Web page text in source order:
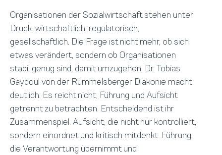
Organisationen der Sozialwirtschaft stehen unter
Druck: wirtschaftlich, regulatorisch,
gesellschaftlich. Die Frage ist nicht mehr, ob sich
etwas verändert, sondern ob Organisationen
stabil genug sind, damit umzugehen. Dr. Tobias
Gaydoul von der Rummelsberger Diakonie macht
deutlich: Es reicht nicht, Führung und Aufsicht
getrennt zu betrachten. Entscheidend ist ihr
Zusammenspiel. Aufsicht, die nicht nur kontrolliert,
sondern einordnet und kritisch mitdenkt. Führung,
die Verantwortung übernimmt und